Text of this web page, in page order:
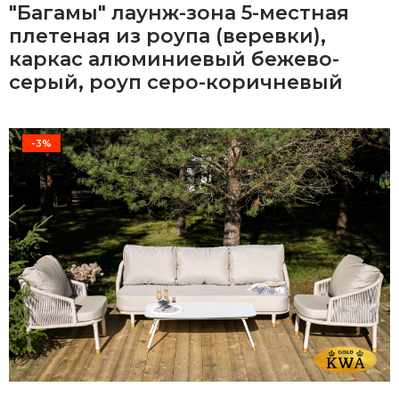
"Багамы" лаунж-зона 5-местная
плетеная из роупа (веревки),
каркас алюминиевый бежево-
серый, роуп серо-коричневый
-3%
‹ ›